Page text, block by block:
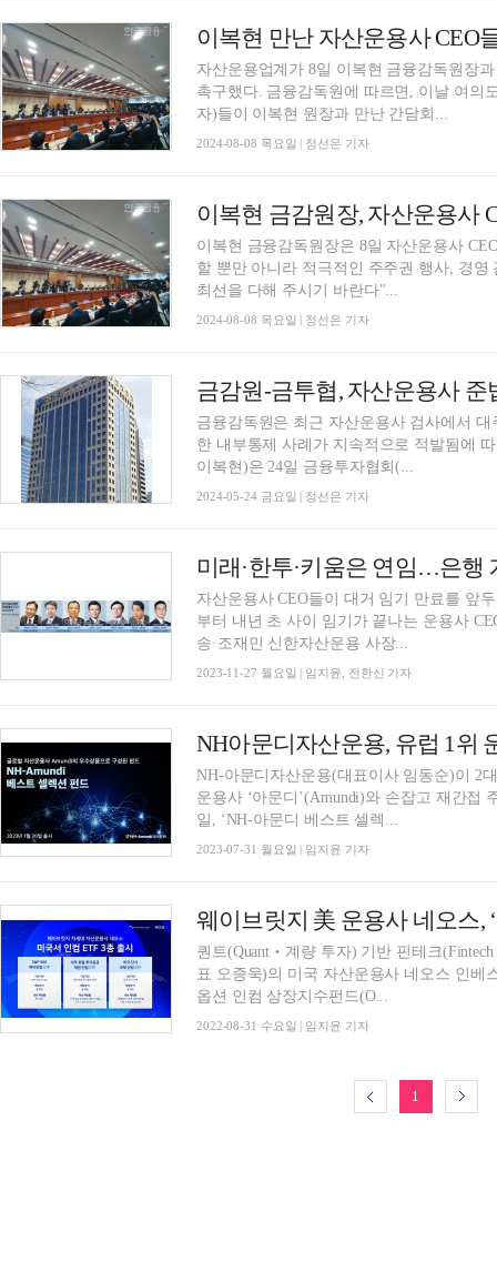
이복현 만난 자산운용사 CEO
자산운용업계가 8일 이복현 금융감독원장
촉구했다. 금융감독원에 따르면, 이날 여의
자)들이 이복현 원장과 만난 간담회...
2024-08-08 목요일 | 정선은 기자
이복현 금융감독원장은 8일 자산운용사
할 뿐만 아니라 적극적인 주주권 행사, 경
최선을 다해 주시기 바란다"...
2024-08-08 목요일 | 정선은 기자
금감원-금투협, 자산운용사
금융감독원은 최근 자산운용사 검사에서
한 내부통제 사례가 지속적으로 적발됨에
이복현)은 24일 금융투자협회(...
2024-05-24 금요일 | 정선은 기자
자산운용사 CEO들이 대거 임기 만료를 앞
부터 내년 초 사이 임기가 끝나는 운용사
송·조재민 신한자산운용 사장...
2023-11-27 월요일 | 임지윤, 전한신 기자
NH-아문디자산운용(대표이사 임동순)이 2
운용사 ‘아문디’(Amundi)와 손잡고 재간접
일, ‘NH-아문디 베스트 셀렉...
2023-07-31 월요일 | 임지윤 기자
웨이브릿지 美 운용사 네오스,
퀀트(Quant‧계량 투자) 기반 핀테크
표 오종욱)의 미국 자산운용사 네오스 인베
옵션 인컴 상장지수펀드(O...
2022-08-31 수요일 | 임지윤 기자
1